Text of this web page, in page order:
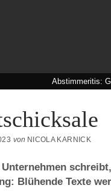
Abstimmeritis:
von NICOLA KARNICK
Blühende Texte